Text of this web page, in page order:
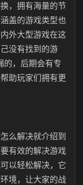
，拥有海量的节
盖的游戏类型也
外大型游戏在这
没有找到的游
的，后期会有专
助玩家们拥有更
么解决就介绍到
有效的解决游戏
以轻松解决，它
境，让大家的战